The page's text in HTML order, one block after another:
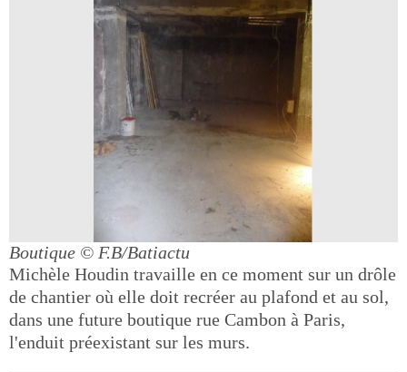
Boutique © F.B/Batiactu
Michèle Houdin travaille en ce moment sur un drôle
de chantier où elle doit recréer au plafond et au sol,
dans une future boutique rue Cambon à Paris,
l'enduit préexistant sur les murs.